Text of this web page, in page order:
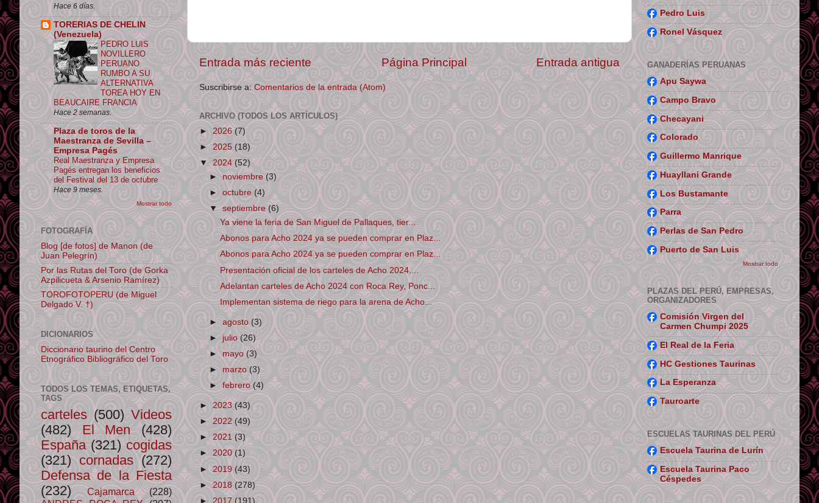
Entrada más reciente Entrada antigua
Página Principal
Suscribirse a:Comentarios de la entrada (Atom)
ARCHIVO (TODOS LOS ARTÍCULOS)
► 2026(7)
► 2025 (18)
▼2024(52)
►noviembre (3)
►octubre(4)
▼septiembre(6)
Ya viene la feria de San Miguel de Pallaques, tier...
Abonos para Acho 2024 ya se pueden comprar en Plaz...
Abonos para Acho 2024 ya se pueden comprar en Plaz...
Presentación oficial de los carteles de Acho 2024....
Adelantan carteles de Acho 2024 con Roca Rey, Ponc...
Implementan sistema de riego para la arena de Acho...
►agosto (3)
► julio(26)
► mayo(3)
► marzo(3)
►febrero(4)
► 2023(43)
► 2022 (49)
►2021(3)
► 2020(1)
►2019 (43)
►2018 (278)
► 2017 (191)
Hace 6 días.
TORERIAS DE CHELIN
(Venezuela)
PEDRO LUIS
NOVILLERO
PERUANO
RUMBO A SU
ALTERNATIVA
TOREA HOY EN
BEAUCAIRE FRANCIA
Hace 2 semanas.
Plaza de toros de la
Maestranza de Sevilla –
Empresa Pagés
Real Maestranza y Empresa
Pagés entregan los beneficios
del Festival del 13 de octubre
Hace 9 meses.
Mostrar todo
FOTOGRAFÍA
Blog [de fotos] de Manon (de
Juan Pelegrín)
Por las Rutas del Toro (de Gorka
Azpilicueta & Arsenio Ramírez)
TOROFOTOPERU (de Miguel
Delgado V. †)
DICIONARIOS
Diccionario taurino del Centro
Etnográfico Bibliográfico del Toro
TODOS LOS TEMAS, ETIQUETAS,
TAGS
carteles (500) Videos
(482)
El Men
(428)
España (321) cogidas
(321) cornadas (272)
Defensa de la Fiesta
(232)
Cajamarca
(228)
Pedro Luis
Ronel Vásquez
GANADERÍAS PERUANAS
Apu Saywa
Campo Bravo
Checayani
Colorado
Guillermo Manrique
Huayllani Grande
Los Bustamante
Parra
Perlas de San Pedro
Puerto de San Luis
Mostrar todo
PLAZAS DEL PERÚ, EMPRESAS,
ORGANIZADORES
Comisión Virgen del
Carmen Chumpi 2025
El Real de la Feria
HC Gestiones Taurinas
La Esperanza
Tauroarte
ESCUELAS TAURINAS DEL PERÚ
Escuela Taurina de Lurín
Escuela Taurina Paco
Céspedes